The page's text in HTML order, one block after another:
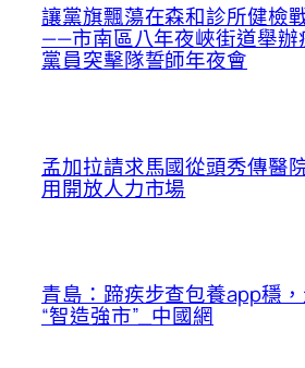
讓黨旗飄蕩在森和診所健檢
——市南區八年夜峽街道舉辦
黨員突擊隊誓師年夜會
孟加拉請求馬國從頭秀傳醫
用開放人力市場
青島：蹄疾步查包養app穩
“智造強市”_中國網